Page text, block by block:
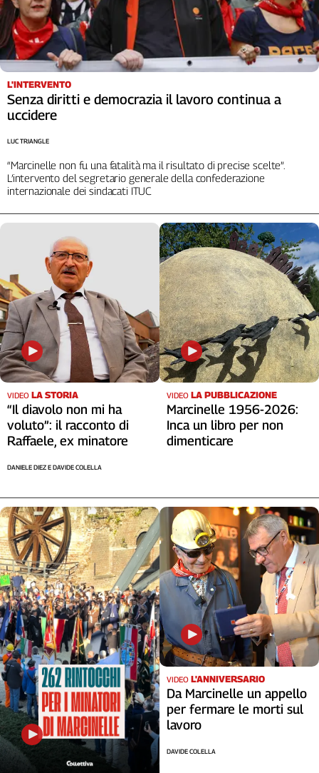
L'INTERVENTO
Senza diritti e democrazia il lavoro continua a
uccidere
“Marcinelle non fu una fatalità ma il risultato di precise scelte”.
L’intervento del segretario generale della confederazione
internazionale dei sindacati ITUC
LUC TRIANGLE
VIDEO LA STORIA
“Il diavolo non mi ha
voluto”: il racconto di
Raffaele, ex minatore
DANIELE DIEZ E DAVIDE COLELLA
VIDEO LA PUBBLICAZIONE
Marcinelle 1956-2026:
Inca un libro per non
dimenticare
VIDEO L'ANNIVERSARIO
Da Marcinelle un appello
per fermare le morti sul
lavoro
DAVIDE COLELLA